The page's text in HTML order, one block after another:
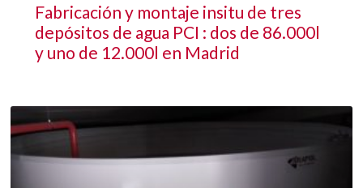
Fabricación y montaje insitu de tres
depósitos de agua PCI : dos de 86.000l
y uno de 12.000l en Madrid